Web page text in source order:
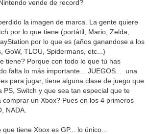
vende de record?
la imagen de marca. La gente quiere
por lo que tiene (portátil, Mario, Zelda,
por lo que es (años ganandose a los
GoW, TLOU, Spidermans, etc...)
tiene? Porque con todo lo que tú has
falta lo más importante... JUEGOS... una
para jugar, tiene alguna clase de juego que
PS, Switch y que sea tan especial que te
comprar un Xbox? Pues en los 4 primeros
NADA.
que tiene Xbox es GP... lo único...